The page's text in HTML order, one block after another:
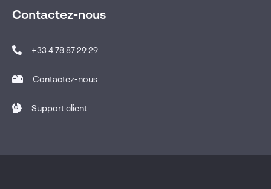
Contactez-nous
+33 4 78 87 29 29
Contactez-nous
Support client